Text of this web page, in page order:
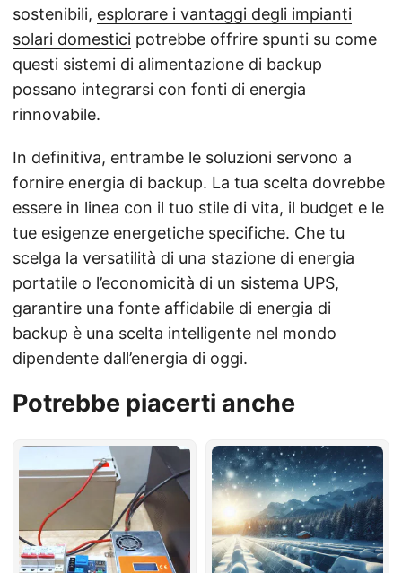
sostenibili, esplorare i vantaggi degli impianti
solari domestici potrebbe offrire spunti su come
questi sistemi di alimentazione di backup
possano integrarsi con fonti di energia
rinnovabile.
In definitiva, entrambe le soluzioni servono a
fornire energia di backup. La tua scelta dovrebbe
essere in linea con il tuo stile di vita, il budget e le
tue esigenze energetiche specifiche. Che tu
scelga la versatilità di una stazione di energia
portatile o l’economicità di un sistema UPS,
garantire una fonte affidabile di energia di
backup è una scelta intelligente nel mondo
dipendente dall’energia di oggi.
Potrebbe piacerti anche